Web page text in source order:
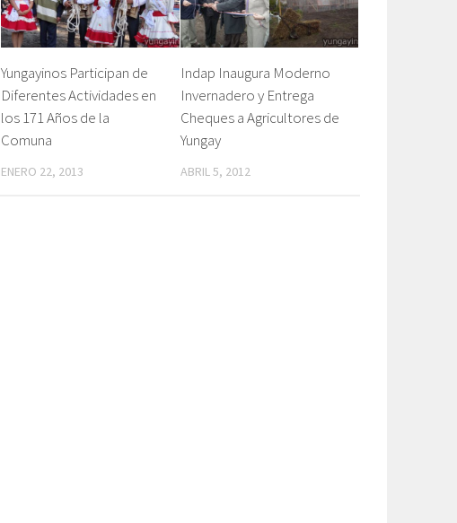
Yungayinos Participan de
Diferentes Actividades en
los 171 Años de la
Comuna
ENERO 22, 2013
Indap Inaugura Moderno
Invernadero y Entrega
Cheques a Agricultores de
Yungay
ABRIL 5, 2012